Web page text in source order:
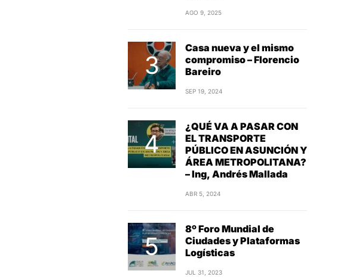
AGO 9, 2025
Casa nueva y el mismo
compromiso – Florencio
Bareiro
SEP 19, 2024
¿QUÉ VA A PASAR CON
EL TRANSPORTE
PÚBLICO EN ASUNCIÓN Y
ÁREA METROPOLITANA?
– Ing, Andrés Mallada
ABR 5, 2024
8º Foro Mundial de
Ciudades y Plataformas
Logísticas
JUL 31, 2023